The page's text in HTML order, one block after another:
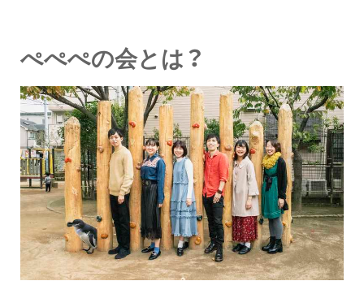
ぺぺぺの会とは？